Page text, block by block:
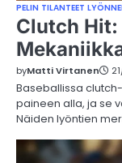
PELIN TILANTEET
Clutch
byMatti Virtanen
Baseballissa
paineen alla, ja se
Näiden lyöntien